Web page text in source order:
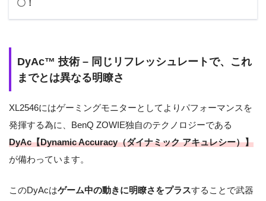
〇！
DyAc™ 技術 – 同じリフレッシュレートで、これ
までとは異なる明瞭さ
XL2546にはゲーミングモニターとしてよりパフォーマンスを
発揮する為に、BenQ ZOWIE独自のテクノロジーである
DyAc【Dynamic Accuracy（ダイナミック アキュレシー）】
が備わっています。
このDyAcはゲーム中の動きに明瞭さをプラスすることで武器